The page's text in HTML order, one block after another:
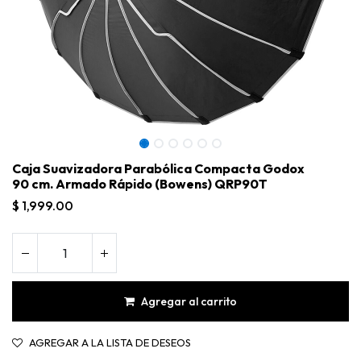
Caja Suavizadora Parabólica Compacta Godox
90 cm. Armado Rápido (Bowens) QRP90T
$ 1,999.00
Agregar al carrito
AGREGAR A LA LISTA DE DESEOS